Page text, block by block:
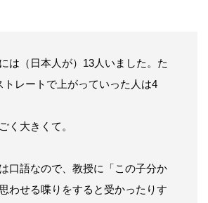
は（日本人が）13人いました。た
トレートで上がっていった人は4
く大きくて。
口語なので、教授に「この子分か
わせる喋りをすると受かったりす